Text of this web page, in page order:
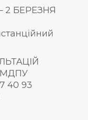
БЕРЕЗНЯ
МДПУ
40 93